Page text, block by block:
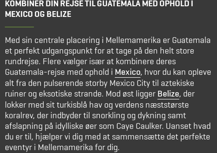
KOMBINÉR DIN REJSE TIL GUATEMALA MED OPHOLD I
MEXICO OG BELIZE
Med sin centrale placering i Mellemamerika er Guatemala
et perfekt udgangspunkt for at tage på den helt store
rundrejse. Flere vælger især at kombinere deres
Guatemala-rejse med ophold i Mexico, hvor du kan opleve
alt fra den pulserende storby Mexico City til aztekiske
ruiner og eksotiske strande. Mod øst ligger Belize, der
lokker med sit turkisblå hav og verdens næststørste
koralrev, der indbyder til snorkling og dykning samt
afslapning på idylliske øer som Caye Caulker. Uanset hvad
du er til, hjælper vi dig med at sammensætte det perfekte
eventyr i Mellemamerika for dig.